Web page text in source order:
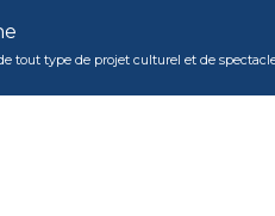
tout type de projet culturel et de